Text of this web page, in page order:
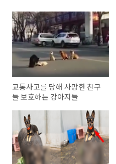
교통사고를 당해 사망한 친구
들 보호하는 강아지들